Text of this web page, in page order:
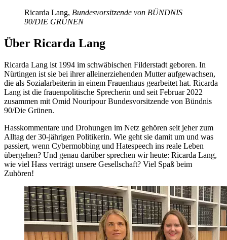
Ricarda Lang, Bundesvorsitzende von BÜNDNIS
90/DIE GRÜNEN
Über Ricarda Lang
Ricarda Lang ist 1994 im schwäbischen Filderstadt geboren. In
Nürtingen ist sie bei ihrer alleinerziehenden Mutter aufgewachsen,
die als Sozialarbeiterin in einem Frauenhaus gearbeitet hat. Ricarda
Lang ist die frauenpolitische Sprecherin und seit Februar 2022
zusammen mit Omid Nouripour Bundesvorsitzende von Bündnis
90/Die Grünen.
Hasskommentare und Drohungen im Netz gehören seit jeher zum
Alltag der 30-jährigen Politikerin. Wie geht sie damit um und was
passiert, wenn Cybermobbing und Hatespeech ins reale Leben
übergehen? Und genau darüber sprechen wir heute: Ricarda Lang,
wie viel Hass verträgt unsere Gesellschaft? Viel Spaß beim
Zuhören!